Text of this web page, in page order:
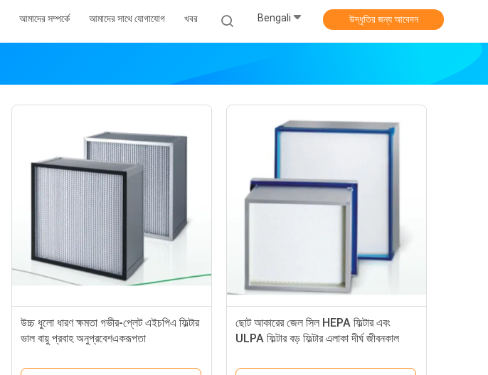
আমাদের সম্পর্কে আমাদের সাথে যোগাযোগ খবর Bengali উদ্ধৃতির জন্য আবেদন
উচ্চ ধুলো ধারণ ক্ষমতা গভীর-প্লেট এইচপিএ ফিল্টার
ভাল বায়ু প্রবাহ অনুপ্রবেশএকরূপতা
ছোট আকারের জেল সিল HEPA ফিল্টার এবং
ULPA ফিল্টার বড় ফিল্টার এলাকা দীর্ঘ জীবনকাল